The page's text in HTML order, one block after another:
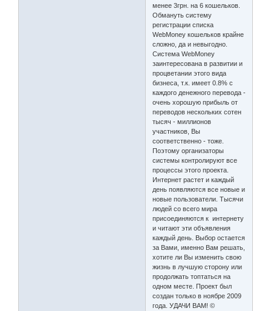
менее 3грн. на 6 кошельков.
Обмануть систему
регистрации списка
WebMoney кошельков крайне
сложно, да и невыгодно.
Система WebMoney
заинтересована в развитии и
процветании этого вида
бизнеса, т.к. имеет 0.8% с
каждого денежного перевода -
очень хорошую прибыль от
переводов нескольких сотен
тысяч - миллионов
участников, Вы
соответственно - тоже.
Поэтому организаторы
системы контролируют все
процессы этого проекта.
Интернет растет и каждый
день появляются все новые и
новые пользователи. Тысячи
людей со всего мира
присоединяются к интернету
и читают эти объявления
каждый день. Выбор остается
за Вами, именно Вам решать,
хотите ли Вы изменить свою
жизнь в лучшую сторону или
продолжать топтаться на
одном месте. Проект был
создан только в ноябре 2009
года. УДАЧИ ВАМ! ©